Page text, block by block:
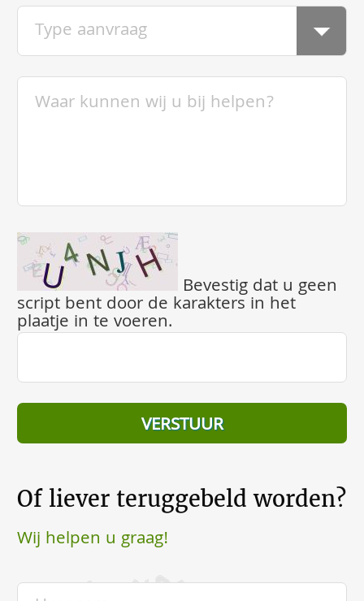
Bevestig dat u geen
script bent door de karakters in het
plaatje in te voeren.
Of liever teruggebeld worden?
Wij helpen u graag!